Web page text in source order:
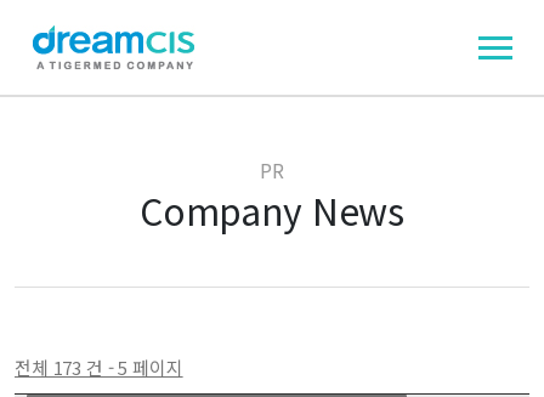
PR
Company News
전체 173 건 - 5 페이지